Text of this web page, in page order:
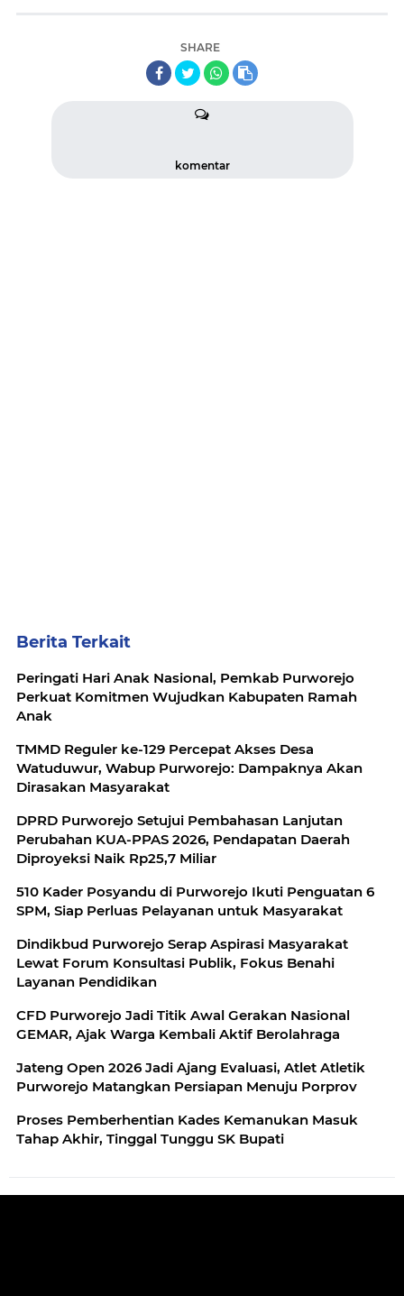
SHARE
komentar
Berita Terkait
Peringati Hari Anak Nasional, Pemkab Purworejo
Perkuat Komitmen Wujudkan Kabupaten Ramah
Anak
TMMD Reguler ke-129 Percepat Akses Desa
Watuduwur, Wabup Purworejo: Dampaknya Akan
Dirasakan Masyarakat
DPRD Purworejo Setujui Pembahasan Lanjutan
Perubahan KUA-PPAS 2026, Pendapatan Daerah
Diproyeksi Naik Rp25,7 Miliar
510 Kader Posyandu di Purworejo Ikuti Penguatan 6
SPM, Siap Perluas Pelayanan untuk Masyarakat
Dindikbud Purworejo Serap Aspirasi Masyarakat
Lewat Forum Konsultasi Publik, Fokus Benahi
Layanan Pendidikan
CFD Purworejo Jadi Titik Awal Gerakan Nasional
GEMAR, Ajak Warga Kembali Aktif Berolahraga
Jateng Open 2026 Jadi Ajang Evaluasi, Atlet Atletik
Purworejo Matangkan Persiapan Menuju Porprov
Proses Pemberhentian Kades Kemanukan Masuk
Tahap Akhir, Tinggal Tunggu SK Bupati